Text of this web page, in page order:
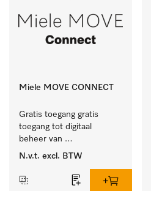
Miele MOVE CONNECT
Gratis toegang gratis
toegang tot digitaal
beheer van
Miele Professional
N.v.t. excl. BTW